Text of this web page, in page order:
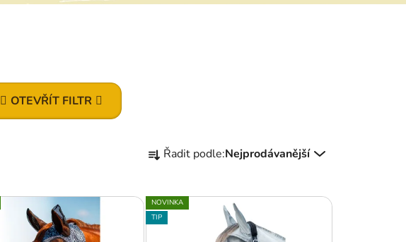
OTEVŘÍT FILTR
a
e
n
Řadit podle:Nejprodávanější
NOVINKA
TIP